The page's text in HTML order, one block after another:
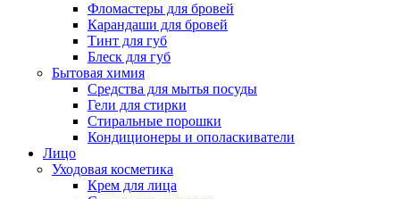
Фломастеры для бровей
Карандаши для бровей
Тинт для губ
Блеск для губ
Бытовая химия
Средства для мытья посуды
Гели для стирки
Стиральные порошки
Кондиционеры и ополаскиватели
Лицо
Уходовая косметика
Крем для лица